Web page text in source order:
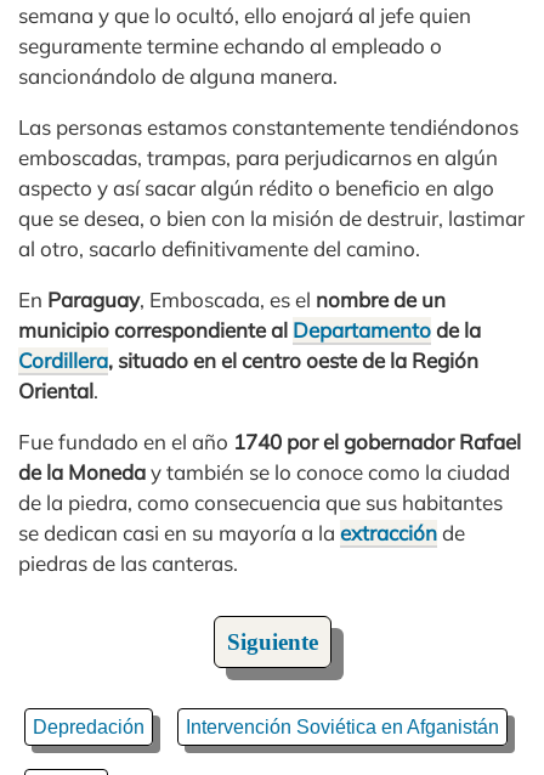
semana y que lo ocultó, ello enojará al jefe quien
seguramente termine echando al empleado o
sancionándolo de alguna manera.
Las personas estamos constantemente tendiéndonos
emboscadas, trampas, para perjudicarnos en algún
aspecto y así sacar algún rédito o beneficio en algo
que se desea, o bien con la misión de destruir, lastimar
al otro, sacarlo definitivamente del camino.
En Paraguay, Emboscada, es el nombre de un
municipio correspondiente al Departamentode la
Cordillera, situado en el centro oeste de la Región
Oriental.
Fue fundado en el año 1740 por el gobernador Rafael
de la Moneday también se lo conoce como la ciudad
de la piedra, como consecuencia que sus habitantes
se dedican casi en su mayoría a la extracciónde
piedras de las canteras.
Siguiente
Depredación Intervención Soviética en Afganistán